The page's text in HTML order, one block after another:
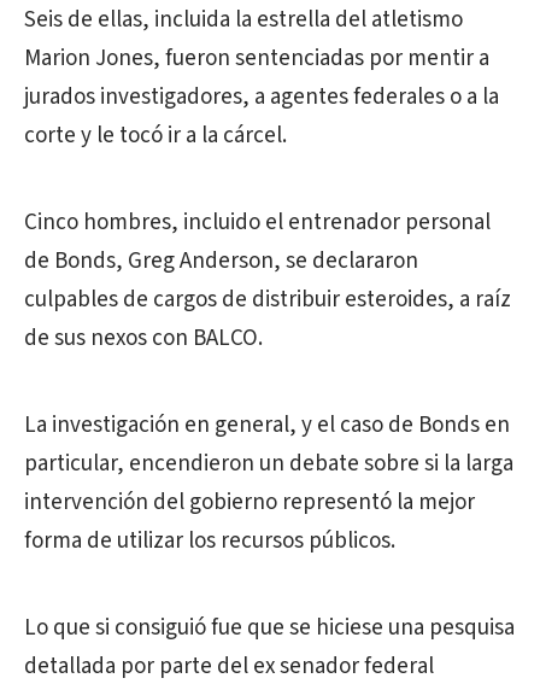
Seis de ellas, incluida la estrella del atletismo
Marion Jones, fueron sentenciadas por mentir a
jurados investigadores, a agentes federales o a la
corte y le tocó ir a la cárcel.
Cinco hombres, incluido el entrenador personal
de Bonds, Greg Anderson, se declararon
culpables de cargos de distribuir esteroides, a raíz
de sus nexos con BALCO.
La investigación en general, y el caso de Bonds en
particular, encendieron un debate sobre si la larga
intervención del gobierno representó la mejor
forma de utilizar los recursos públicos.
Lo que si consiguió fue que se hiciese una pesquisa
detallada por parte del ex senador federal